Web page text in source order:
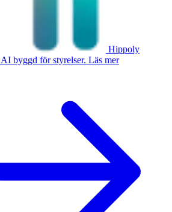
Hippoly
AI byggd för styrelser. Läs mer